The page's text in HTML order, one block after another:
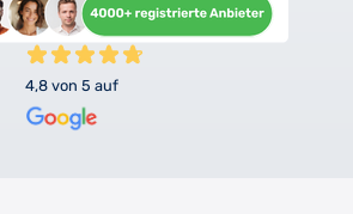
4,8 von 5 auf